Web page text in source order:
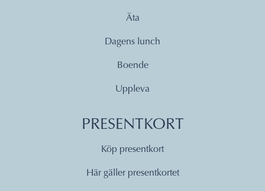
Äta
Dagens lunch
Boende
Uppleva
PRESENTKORT
Köp presentkort
Här gäller presentkortet